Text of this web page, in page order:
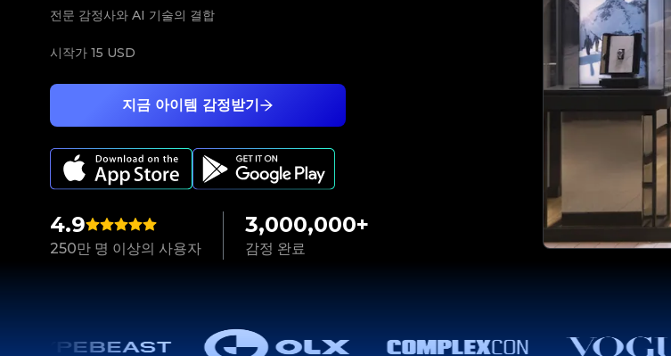
4.9
250만 명 이상의 사용자
3,000,000+
감정 완료
지금 아이템 감정받기
전문 감정사와 AI 기술의 결합
시작가 15 USD